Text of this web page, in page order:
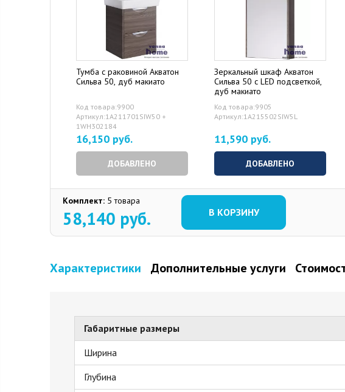
Тумба с раковиной Акватон
Сильва 50, дуб макиато
Код товара:9900
Артикул:1A211701SIW50 +
1WH302184
16,150 руб.
ДОБАВЛЕНО
Зеркальный шкаф Акватон
Сильва 50 с LED подсветкой,
дуб макиато
Код товара:9905
Артикул:1A215502SIW5L
11,590 руб.
ДОБАВЛЕНО
Комплект: 5 товара
58,140 руб. В КОРЗИНУ
Характеристики Дополнительные услуги
Габаритные размеры
Ширина
Глубина